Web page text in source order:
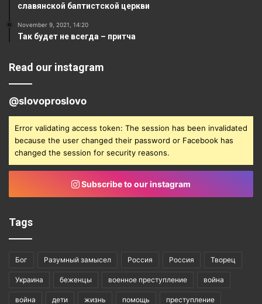
славянской баптистской церкви
November 9, 2021, 14:20
Так будет не всегда – притча
Read our instagram
@slovoproslovo
Error validating access token: The session has been invalidated
because the user changed their password or Facebook has
changed the session for security reasons.
Subscribe to our instagram
Tags
Бог Разумный замысел Россия Россия Творец
Украина беженцы военное преступление война
война дети жизнь помощь преступление